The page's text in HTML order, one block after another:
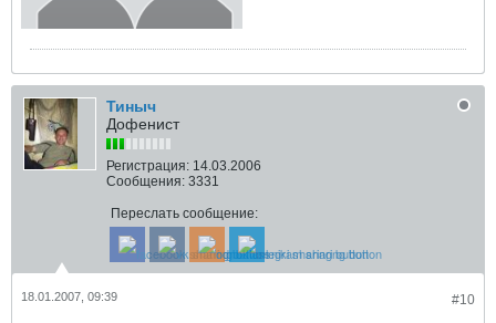
Тиныч
Дофенист
Регистрация: 14.03.2006
Сообщения: 3331
Переслать сообщение:
#10
18.01.2007, 09:39